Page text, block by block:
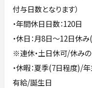
付与日数となります）
・年間休日日数：120日
・休日：月8日～12日休
※連休・土日休可/休み
・休暇：夏季(7日程度
有給/誕生日